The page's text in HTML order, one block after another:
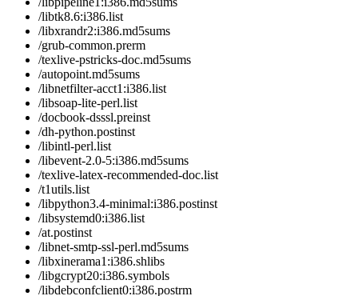
/libtk8.6:i386.list
/libxrandr2:i386.md5sums
/grub-common.prerm
/texlive-pstricks-doc.md5sums
/autopoint.md5sums
/libnetfilter-acct1:i386.list
/libsoap-lite-perl.list
/docbook-dsssl.preinst
/dh-python.postinst
/libintl-perl.list
/libevent-2.0-5:i386.md5sums
/texlive-latex-recommended-doc.list
/t1utils.list
/libpython3.4-minimal:i386.postinst
/libsystemd0:i386.list
/at.postinst
/libnet-smtp-ssl-perl.md5sums
/libxinerama1:i386.shlibs
/libgcrypt20:i386.symbols
/libdebconfclient0:i386.postrm